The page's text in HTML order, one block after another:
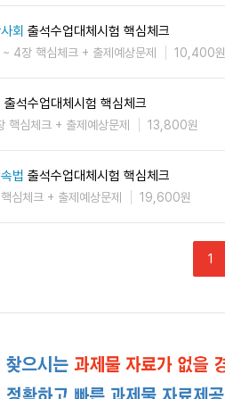
회 출석수업대체시험 핵심체크
~ 4장 핵심체크 + 출제예상문제 10,400원
출석수업대체시험 핵심체크
핵심체크 + 출제예상문제 13,800원
법 출석수업대체시험 핵심체크
심체크 + 출제예상문제 19,600원